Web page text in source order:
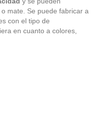
mate. Se puede fabricar a
con el tipo de
en cuanto a colores,